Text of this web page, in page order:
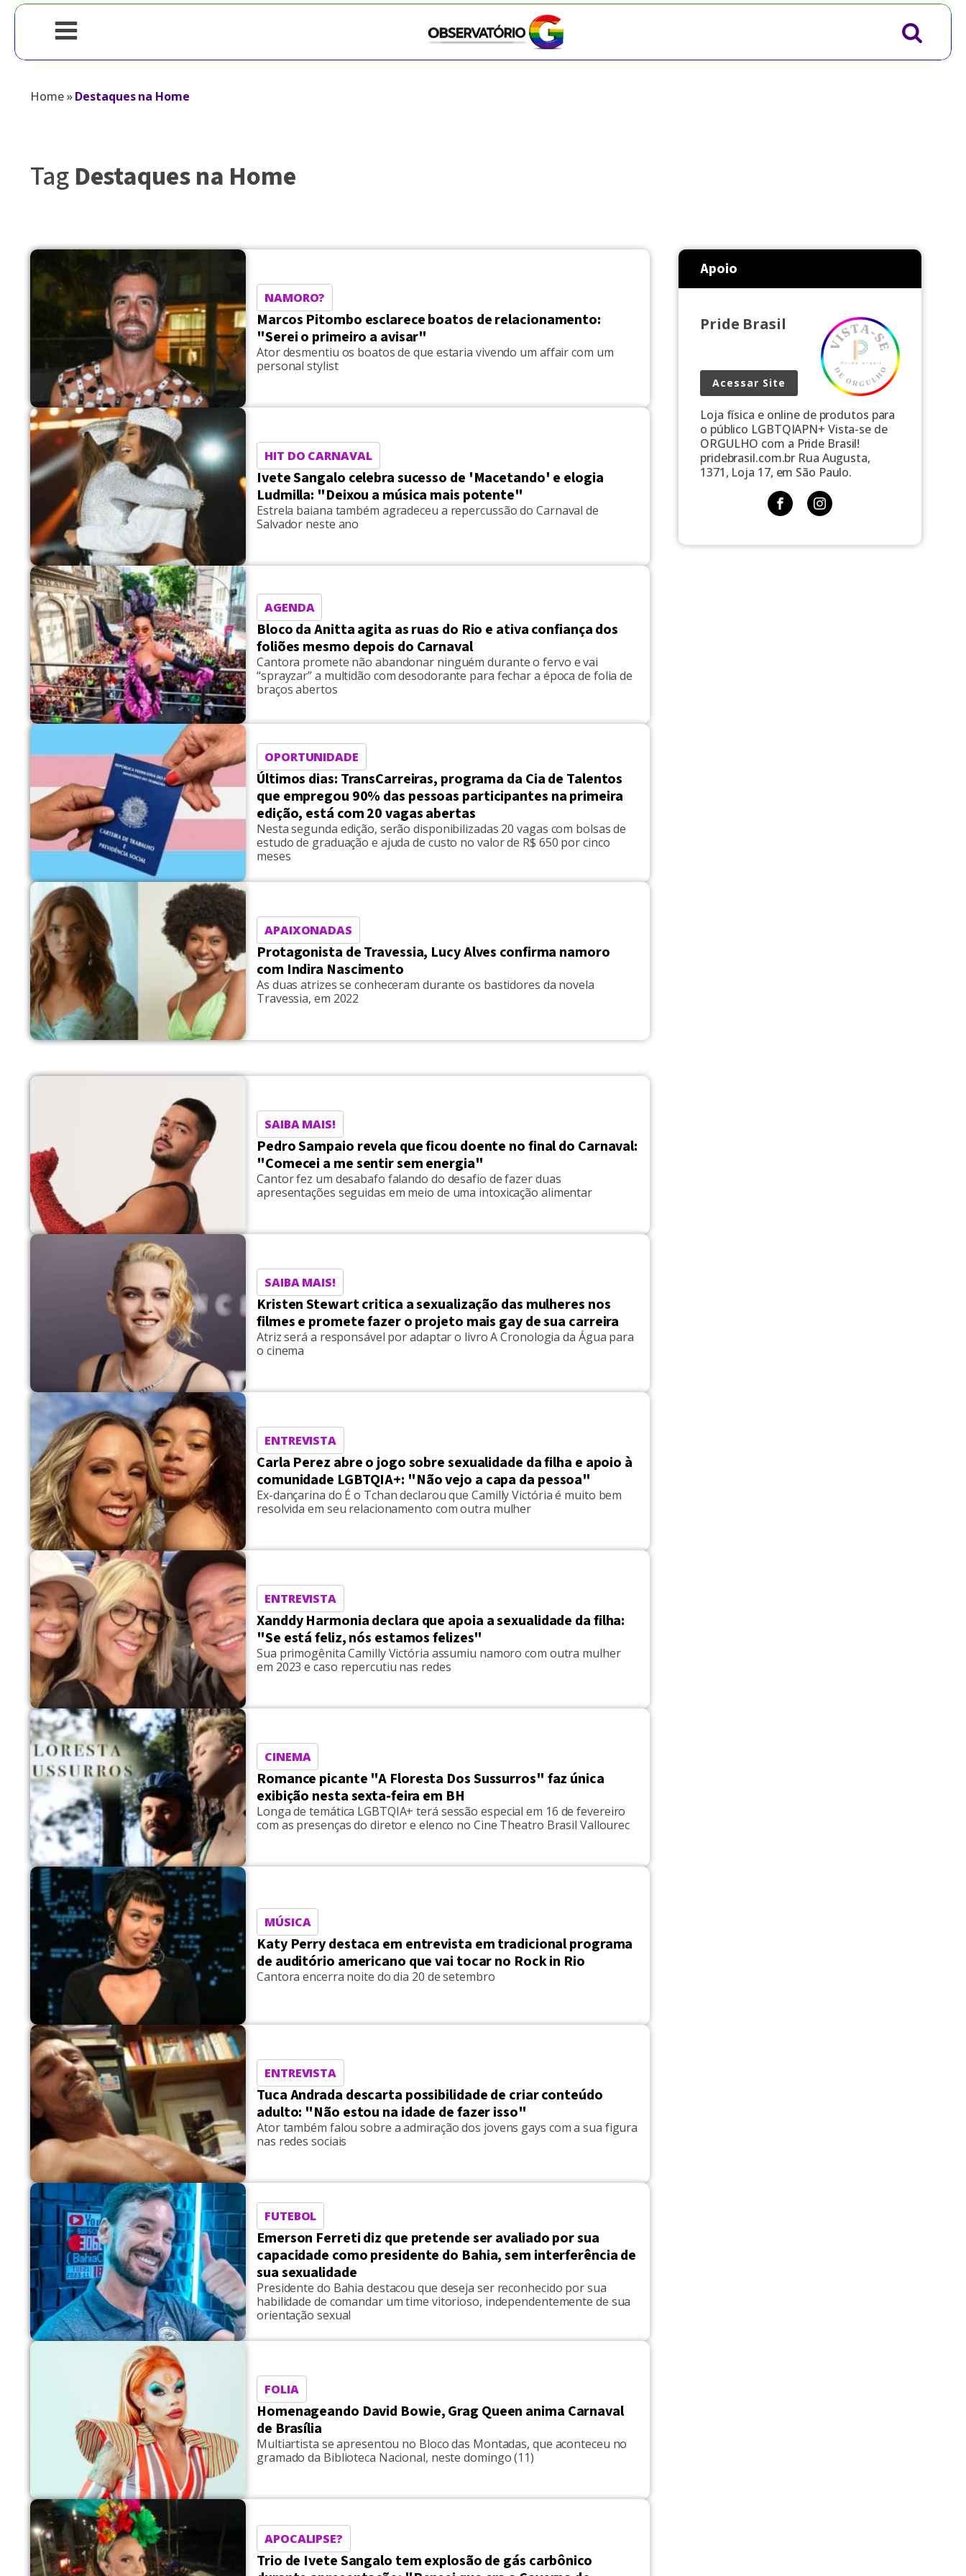
Home»Destaques na Home
TagDestaques na Home
NAMORO?
Marcos Pitombo esclarece boatos de relacionamento:
"Serei o primeiro a avisar"
Ator desmentiu os boatos de que estaria vivendo um affair com um
personal stylist
HIT DO CARNAVAL
Ivete Sangalo celebra sucesso de 'Macetando' e elogia
Ludmilla: "Deixou a música mais potente"
Estrela baiana também agradeceu a repercussão do Carnaval de
Salvador neste ano
AGENDA
Bloco da Anitta agita as ruas do Rio e ativa confiança dos
foliões mesmo depois do Carnaval
Cantora promete não abandonar ninguém durante o fervo e vai
“sprayzar” a multidão com desodorante para fechar a época de folia de
braços abertos
OPORTUNIDADE
Últimos dias: TransCarreiras, programa da Cia de Talentos
que empregou 90% das pessoas participantes na primeira
edição, está com 20 vagas abertas
Nesta segunda edição, serão disponibilizadas 20 vagas com bolsas de
estudo de graduação e ajuda de custo no valor de R$ 650 por cinco
meses
APAIXONADAS
Protagonista de Travessia, Lucy Alves confirma namoro
com Indira Nascimento
As duas atrizes se conheceram durante os bastidores da novela
Travessia, em 2022
SAIBA MAIS!
Pedro Sampaio revela que ficou doente no final do Carnaval:
"Comecei a me sentir sem energia"
Cantor fez um desabafo falando do desafio de fazer duas
apresentações seguidas em meio de uma intoxicação alimentar
SAIBA MAIS!
Kristen Stewart critica a sexualização das mulheres nos
filmes e promete fazer o projeto mais gay de sua carreira
Atriz será a responsável por adaptar o livro A Cronologia da Água para
o cinema
ENTREVISTA
Carla Perez abre o jogo sobre sexualidade da filha e apoio à
comunidade LGBTQIA+: "Não vejo a capa da pessoa"
Ex-dançarina do É o Tchan declarou que Camilly Victória é muito bem
resolvida em seu relacionamento com outra mulher
ENTREVISTA
Xanddy Harmonia declara que apoia a sexualidade da filha:
"Se está feliz, nós estamos felizes"
Sua primogênita Camilly Victória assumiu namoro com outra mulher
em 2023 e caso repercutiu nas redes
CINEMA
Romance picante "A Floresta Dos Sussurros" faz única
exibição nesta sexta-feira em BH
Longa de temática LGBTQIA+ terá sessão especial em 16 de fevereiro
com as presenças do diretor e elenco no Cine Theatro Brasil Vallourec
MÚSICA
Katy Perry destaca em entrevista em tradicional programa
de auditório americano que vai tocar no Rock in Rio
Cantora encerra noite do dia 20 de setembro
ENTREVISTA
Tuca Andrada descarta possibilidade de criar conteúdo
adulto: "Não estou na idade de fazer isso"
Ator também falou sobre a admiração dos jovens gays com a sua figura
nas redes sociais
FUTEBOL
Emerson Ferreti diz que pretende ser avaliado por sua
capacidade como presidente do Bahia, sem interferência de
sua sexualidade
Presidente do Bahia destacou que deseja ser reconhecido por sua
habilidade de comandar um time vitorioso, independentemente de sua
orientação sexual
FOLIA
Homenageando David Bowie, Grag Queen anima Carnaval
de Brasília
Multiartista se apresentou no Bloco das Montadas, que aconteceu no
gramado da Biblioteca Nacional, neste domingo (11)
APOCALIPSE?
Trio de Ivete Sangalo tem explosão de gás carbônico
Apoio
Pride Brasil
Acessar Site
Loja física e online de produtos para
o público LGBTQIAPN+ Vista-se de
ORGULHO com a Pride Brasil!
pridebrasil.com.br Rua Augusta,
1371, Loja 17, em São Paulo.